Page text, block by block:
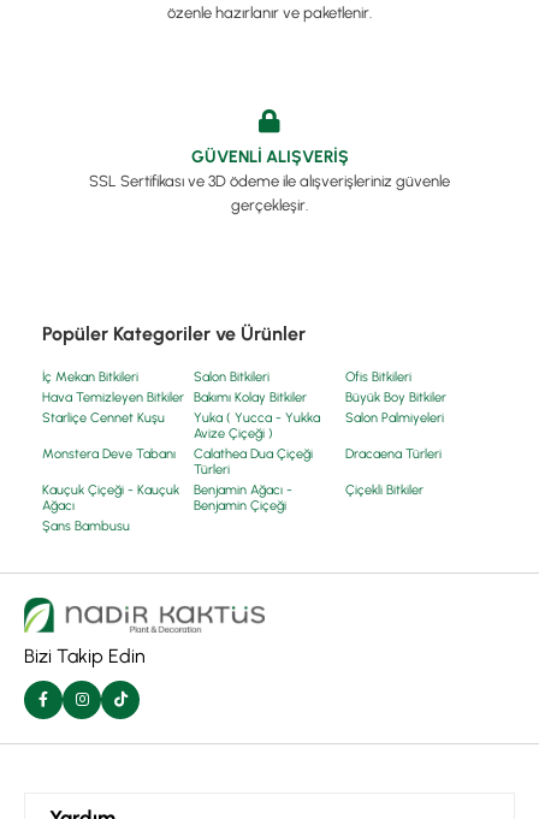
özenle hazırlanır ve paketlenir.
GÜVENLİ ALIŞVERİŞ
SSL Sertifikası ve 3D ödeme ile alışverişleriniz güvenle
gerçekleşir.
Popüler Kategoriler ve Ürünler
İç Mekan Bitkileri Salon Bitkileri
Ofis Bitkileri
Hava Temizleyen Bitkiler
Bakımı Kolay Bitkiler
Büyük Boy Bitkiler
Starliçe Cennet Kuşu
Yuka ( Yucca - Yukka
Avize Çiçeği )
Salon Palmiyeleri
Monstera Deve Tabanı
Calathea Dua Çiçeği
Türleri
Dracaena Türleri
Kauçuk Çiçeği - Kauçuk
Ağacı
Benjamin Ağacı -
Benjamin Çiçeği
Çiçekli Bitkiler
Şans Bambusu
Bizi Takip Edin